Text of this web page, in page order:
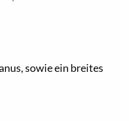
sowie ein breites